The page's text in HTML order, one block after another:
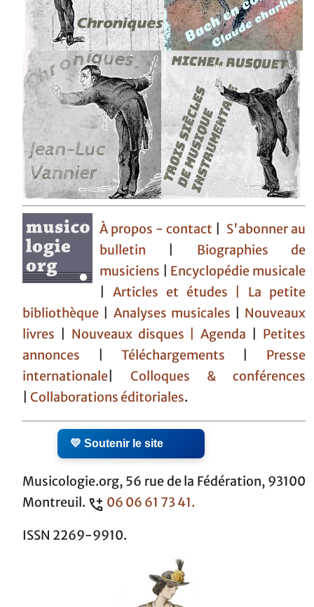
À propos - contact
S'abonner au
bulletin
Biographies de
musiciens
Encyclopédie musicale
|Articles et études | La petite
bibliothèque
Analyses musicales
Nouveaux
livres
Nouveaux disques |Agenda
Petites
annonces
Téléchargements
Presse
internationale
Colloques & conférences
Collaborations éditoriales.
💛 Soutenir le site
Musicologie.org, 56 rue de la Fédération, 93100
Montreuil.
06 06 61 73 41.
ISSN 2269-9910.